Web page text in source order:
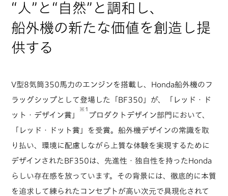
“人”と“自然”と調和し、
船外機の新たな価値を創造し提
供する
V型8気筒350馬力のエンジンを搭載し、Honda船外機のフ
ラッグシップとして登場した「BF350」が、「レッド・ド
ット・デザイン賞」
※1
プロダクトデザイン部門において、
「レッド・ドット賞」を受賞。船外機デザインの常識を取
り払い、環境に配慮しながら上質な体験を実現するために
デザインされたBF350は、先進性・独自性を持ったHonda
らしい存在感を放っています。その背景には、徹底的に本質
を追求して練られたコンセプトが高い次元で具現化されて